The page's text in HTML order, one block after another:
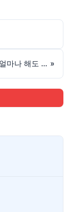
MTPE가 아닌 TMPE 작업(?)에서 수정을 얼마나 해도 되는가... »